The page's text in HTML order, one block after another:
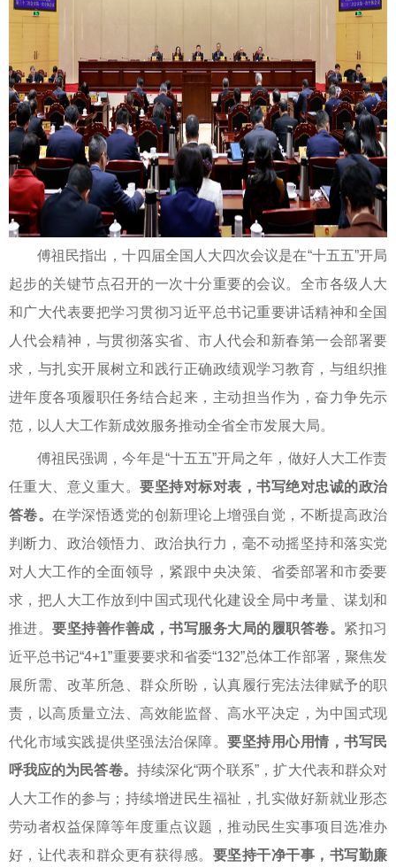
傅祖民指出，十四届全国人大四次会议是在“十五五”开局
起步的关键节点召开的一次十分重要的会议。全市各级人大
和广大代表要把学习贯彻习近平总书记重要讲话精神和全国
人代会精神，与贯彻落实省、市人代会和新春第一会部署要
求，与扎实开展树立和践行正确政绩观学习教育，与组织推
进年度各项履职任务结合起来，主动担当作为，奋力争先示
范，以人大工作新成效服务推动全省全市发展大局。
傅祖民强调，今年是“十五五”开局之年，做好人大工作责
任重大、意义重大。要坚持对标对表，书写绝对忠诚的政治
答卷。在学深悟透党的创新理论上增强自觉，不断提高政治
判断力、政治领悟力、政治执行力，毫不动摇坚持和落实党
对人大工作的全面领导，紧跟中央决策、省委部署和市委要
求，把人大工作放到中国式现代化建设全局中考量、谋划和
推进。要坚持善作善成，书写服务大局的履职答卷。 紧扣习
近平总书记“4+1”重要要求和省委“132”总体工作部署，聚焦发
展所需、改革所急、群众所盼，认真履行宪法法律赋予的职
责，以高质量立法、高效能监督、高水平决定，为中国式现
代化市域实践提供坚强法治保障。要坚持用心用情，书写民
呼我应的为民答卷。 持续深化“两个联系”，扩大代表和群众对
人大工作的参与；持续增进民生福祉，扎实做好新就业形态
劳动者权益保障等年度重点议题，推动民生实事项目选准办
好，让代表和群众更有获得感。 要坚持干净干事，书写勤廉